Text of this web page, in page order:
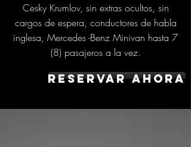
Cesky Krumlov, sin extras ocultos, sin
cargos de espera, conductores de habla
inglesa, Mercedes -Benz Minivan hasta 7
(8) pasajeros a la vez.
Reservar ahora